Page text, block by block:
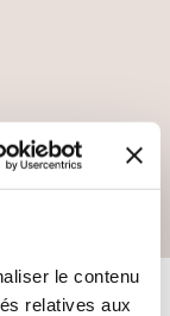
le contenu
relatives aux